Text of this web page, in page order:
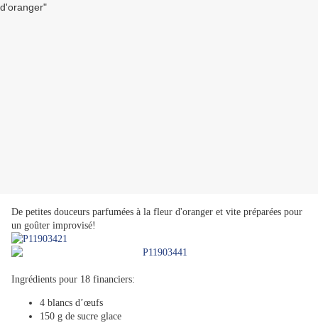
De petites douceurs parfumées à la fleur d'oranger et vite préparées pour
un goûter improvisé!
Ingrédients pour 18 financiers:
4 blancs d’œufs
150 g de sucre glace